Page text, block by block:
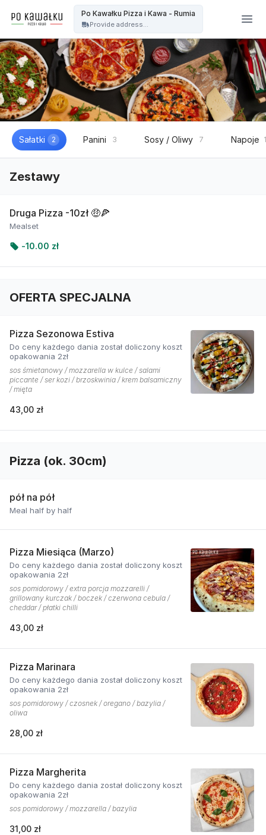
Po Kawałku Pizza i Kawa - Rumia
Provide address...
Sałatki 2 Panini 3 Sosy / Oliwy 7 Napoje
Zestawy
Druga Pizza -10zł 🤑🍕
Mealset
-10.00 zł
OFERTA SPECJALNA
Pizza Sezonowa Estiva
Do ceny każdego dania został doliczony koszt
opakowania 2zł
sos śmietanowy / mozzarella w kulce / salami
piccante / ser kozi / brzoskwinia / krem balsamiczny
/ mięta
43,00 zł
Pizza (ok. 30cm)
pół na pół
Meal half by half
Pizza Miesiąca (Marzo)
Do ceny każdego dania został doliczony koszt
opakowania 2zł
sos pomidorowy / extra porcja mozzarelli /
grillowany kurczak / boczek / czerwona cebula /
cheddar / płatki chilli
43,00 zł
Pizza Marinara
Do ceny każdego dania został doliczony koszt
opakowania 2zł
sos pomidorowy / czosnek / oregano / bazylia /
oliwa
28,00 zł
Pizza Margherita
Do ceny każdego dania został doliczony koszt
opakowania 2zł
sos pomidorowy / mozzarella / bazylia
31,00 zł